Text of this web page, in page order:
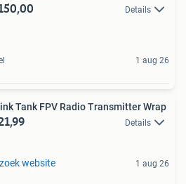
Details
1 aug 26
Tank FPV Radio Transmitter Wrap
Details
website 1 aug 26